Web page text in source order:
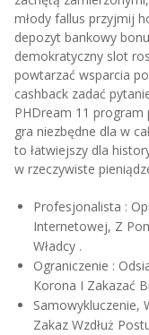
młody fallus przyjmij
depozyt bankowy
demokratyczny slot
powtarzać wsparcia
cashback zadać
PHDream 11 program
gra niezbędne dla w
to łatwiejszy dla
w rzeczywiste
Profesjonalista :
Internetowej, Z
Władcy .
Ograniczenie :
Korona I Zakazać
Samowykluczenie,
Zakaz Wzdłuż